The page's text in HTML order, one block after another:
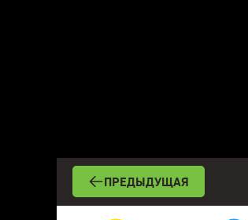
ПРЕДЫДУЩАЯ